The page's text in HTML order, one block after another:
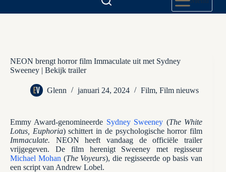
NEON brengt horror film Immaculate uit met Sydney
Sweeney | Bekijk trailer
Glenn januari 24, 2024 Film, Film nieuws
Emmy Award-genomineerde Sydney Sweeney (The White
Lotus, Euphoria) schittert in de psychologische horror film
Immaculate. NEON heeft vandaag de officiële trailer
vrijgegeven. De film herenigt Sweeney met regisseur
Michael Mohan (The Voyeurs), die regisseerde op basis van
een script van Andrew Lobel.